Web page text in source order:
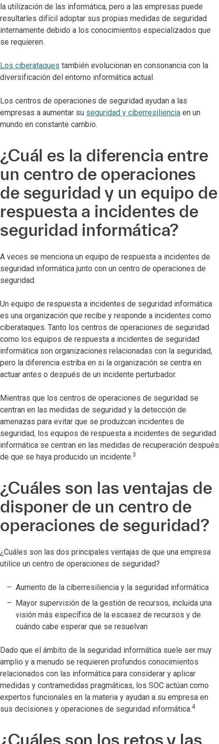
la utilización de las informática, pero a las empresas puede
resultarles difícil adoptar sus propias medidas de seguridad
internamente debido a los conocimientos especializados que
se requieren.
Los ciberataques también evolucionan en consonancia con la
diversificación del entorno informática actual.
Los centros de operaciones de seguridad ayudan a las
empresas a aumentar su seguridad y ciberresiliencia en un
mundo en constante cambio.
¿Cuál es la diferencia entre
un centro de operaciones
de seguridad y un equipo de
respuesta a incidentes de
seguridad informática?
A veces se menciona un equipo de respuesta a incidentes de
seguridad informática junto con un centro de operaciones de
seguridad.
Un equipo de respuesta a incidentes de seguridad informática
es una organización que recibe y responde a incidentes como
ciberataques. Tanto los centros de operaciones de seguridad
como los equipos de respuesta a incidentes de seguridad
informática son organizaciones relacionadas con la seguridad,
pero la diferencia estriba en si la organización se centra en
actuar antes o después de un incidente perturbador.
Mientras que los centros de operaciones de seguridad se
centran en las medidas de seguridad y la detección de
amenazas para evitar que se produzcan incidentes de
seguridad, los equipos de respuesta a incidentes de seguridad
informática se centran en las medidas de recuperación después
de que se haya producido un incidente.3
¿Cuáles son las ventajas de
disponer de un centro de
operaciones de seguridad?
¿Cuáles son las dos principales ventajas de que una empresa
utilice un centro de operaciones de seguridad?
Aumento de la ciberresiliencia y la seguridad informática
Mayor supervisión de la gestión de recursos, incluida una
visión más específica de la escasez de recursos y de
cuándo cabe esperar que se resuelvan
Dado que el ámbito de la seguridad informática suele ser muy
amplio y a menudo se requieren profundos conocimientos
relacionados con las informática para considerar y aplicar
medidas y contramedidas pragmáticas, los SOC actúan como
expertos funcionales en la materia y ayudan a su empresa en
sus decisiones y operaciones de seguridad informática.4
¿Cuáles son los retos y las